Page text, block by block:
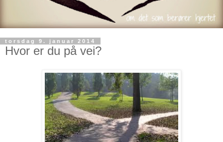
torsdag 9. januar 2014
Hvor er du på vei?